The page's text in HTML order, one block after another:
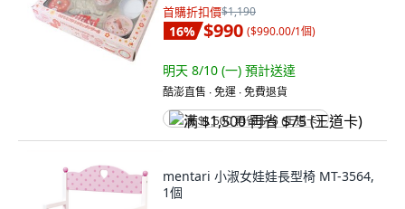
首購折扣價$1,190
16% $990 ($990.00/1個)
明天 8/10 (一) 預計送達
酷澎直售 ∙ 免運 ∙ 免費退貨
满 $1,500 再省 $75 (王道卡)
mentari 小淑女娃娃長型椅 MT-3564,
1個